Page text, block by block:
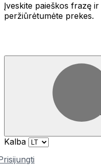
Įveskite paieškos frazę
peržiūrėtumėte prekes.
Kalba